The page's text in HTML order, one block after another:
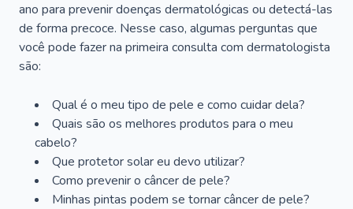
ano para prevenir doenças dermatológicas ou detectá-las
de forma precoce. Nesse caso, algumas perguntas que
você pode fazer na primeira consulta com dermatologista
são:
Qual é o meu tipo de pele e como cuidar dela?
Quais são os melhores produtos para o meu
cabelo?
Que protetor solar eu devo utilizar?
Como prevenir o câncer de pele?
Minhas pintas podem se tornar câncer de pele?